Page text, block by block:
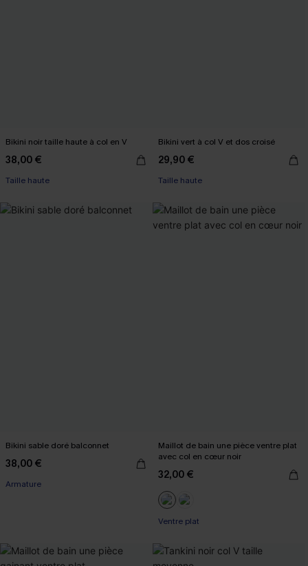
Bikini noir taille haute à col en V
38,00 €
Taille haute
Bikini vert à col V et dos croisé
29,90 €
Taille haute
Bikini sable doré balconnet
38,00 €
Armature
Maillot de bain une pièce ventre plat
avec col en cœur noir
32,00 €
Ventre plat